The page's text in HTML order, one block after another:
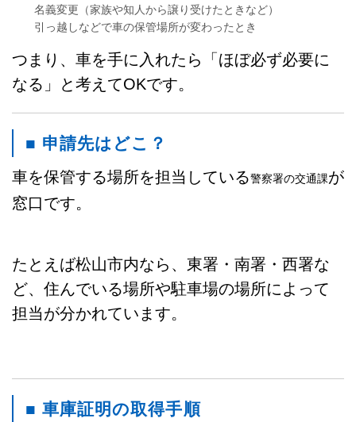
名義変更（家族や知人から譲り受けたときなど）
引っ越しなどで車の保管場所が変わったとき
つまり、車を手に入れたら「ほぼ必ず必要に
なる」と考えてOKです。
■ 申請先はどこ？
車を保管する場所を担当している警察署の交通課が
窓口です。
たとえば松山市内なら、東署・南署・西署な
ど、住んでいる場所や駐車場の場所によって
担当が分かれています。
■ 車庫証明の取得手順